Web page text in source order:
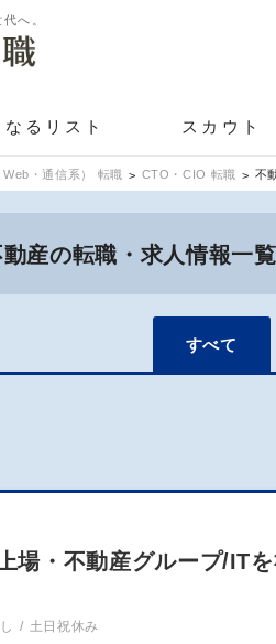
へ。
るリスト スカウト
・通信系） 転職 CTO・CIO 転職 不
産の転職・求人情報一覧
すべて
場・不動産グループ/IT
土日祝休み